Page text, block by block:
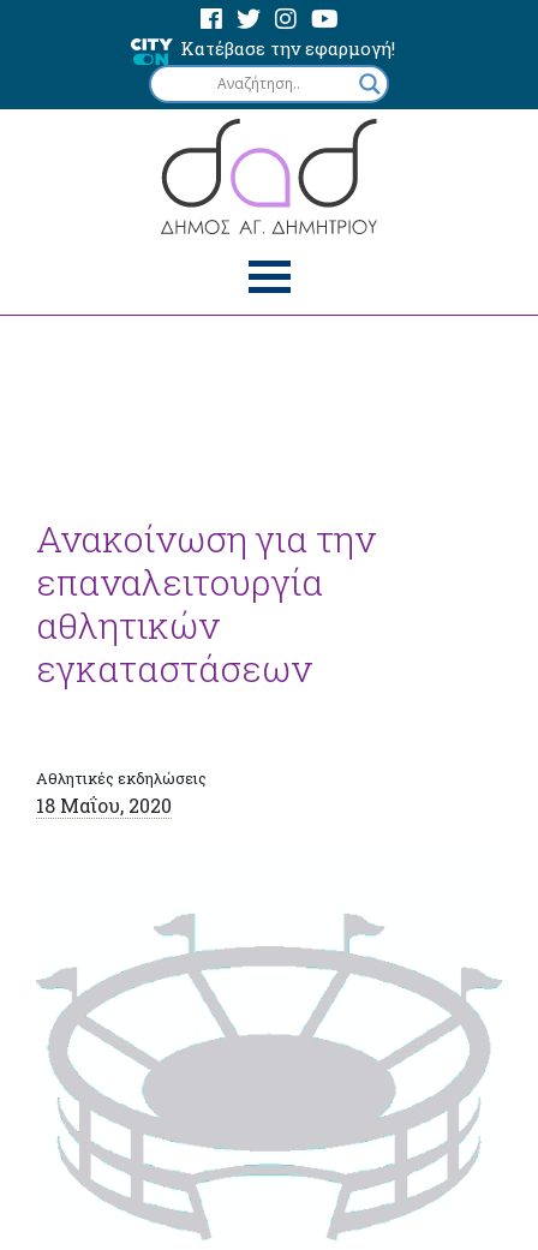
Κατέβασε την εφαρμογή!
Ανακοίνωση για την
επαναλειτουργία
αθλητικών
εγκαταστάσεων
Αθλητικές εκδηλώσεις
18 Μαΐου, 2020